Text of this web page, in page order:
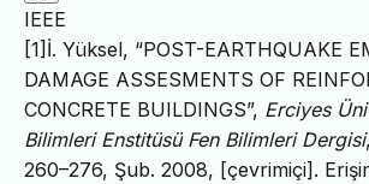
IEEE
[1]İ. Yüksel, “POST-EARTHQUAKE
DAMAGE ASSESMENTS OF
CONCRETE BUILDINGS”, Erciyes
Bilimleri Enstitüsü Fen Bilimleri Dergisi
260–276, Şub. 2008, [çevrimiçi].